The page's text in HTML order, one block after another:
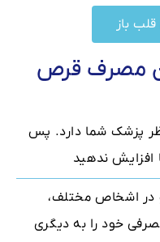
باز
مصرف قرص
پزشک شما دارد. پس
افزایش ندهید
در اشخاص مختلف،
خود را به دیگری